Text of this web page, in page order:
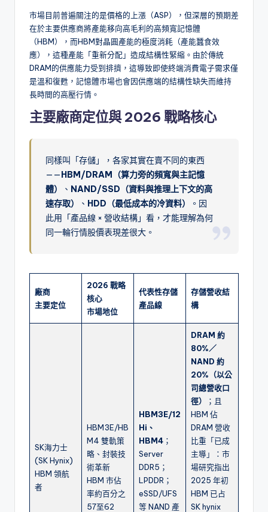
市場目前普遍關注的是價格的上漲（ASP），但深層的預期差
在於主要供應商將產能移向高毛利的高頻寬記憶體
（HBM），而HBM對晶圓產能的極度消耗（產能蠶食效
應），這種產能「重新分配」造成結構性緊縮。由於傳統
DRAM的供應能力受到排擠，這導致即使終端消費電子需求僅
是溫和復甦，記憶體市場也會因供應端的結構性缺失而維持
長時間的高壓行情。
主要廠商定位與 2026 戰略核心
同樣叫「存儲」，各家其實在賣不同的東西
——HBM/DRAM（算力旁的頻寬與主記憶
體）
、 NAND/SSD（資料與推理上下文的高
速存取）
、 HDD（最低成本的冷資料）
。因
此用「產品線 × 營收結構」看，才能理解為何
同一輪行情股價表現差很大。
廠商
主要定位
2026 戰略
核心
市場地位
代表性存儲
產品線
存儲營收結
構
SK海力士
(SK Hynix)
HBM 領航
者
HBM3E/HB
M4 雙軌策
略、封裝技
術革新
HBM 市佔
率約百分之
57至62
HBM3E/12
Hi、
HBM4 ；
Server
DDR5；
LPDDR；
eSSD/UFS
等 NAND 產
DRAM 約
80%／
NAND 約
20%（以公
司總營收口
徑）
；且
HBM 佔
DRAM 營收
比重「已成
主導」：市
場研究指出
2025 年初
HBM 已占
SK hynix